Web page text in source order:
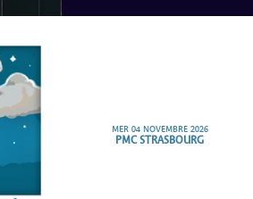
MER 04 NOVEMBRE 2026
PMC STRASBOURG